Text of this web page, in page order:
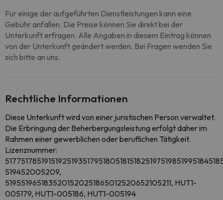
Für einige der aufgeführten Dienstleistungen kann eine
Gebühr anfallen. Die Preise können Sie direkt bei der
Unterkunft erfragen. Alle Angaben in diesem Eintrag können
von der Unterkunft geändert werden. Bei Fragen wenden Sie
sich bitte an uns.
Rechtliche Informationen
Diese Unterkunft wird von einer juristischen Person verwaltet.
Die Erbringung der Beherbergungsleistung erfolgt daher im
Rahmen einer gewerblichen oder beruflichen Tätigkeit.
Lizenznummer:
519452005209,
5195519651835201520251865012520652105211, HUT1-
005179, HUT1-005186, HUT1-005194